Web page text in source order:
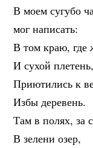
В моем сугубо
мог написать:
В том краю, где
И сухой плетень,
Приютились к
Избы деревень.
Там в полях, за
В зелени озер,